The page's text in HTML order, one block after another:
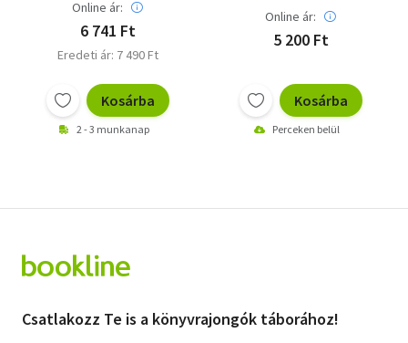
Online ár:
6 741 Ft
Eredeti ár: 7 490 Ft
Kosárba
2 - 3 munkanap
Online ár:
5 200 Ft
Kosárba
Perceken belül
Csatlakozz Te is a könyvrajongók táborához!